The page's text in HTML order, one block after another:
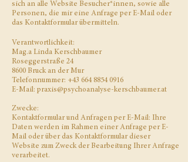
sich an alle Website Besucher*innen, sowie alle
Personen, die mir eine Anfrage per E-Mail oder
das Kontaktformular übermitteln.
Verantwortlichkeit:
Mag.a Linda Kerschbaumer
Roseggerstraße 24
8600 Bruck an der Mur
Telefonnummer: +43 664 8854 0916
E-Mail: praxis@psychoanalyse-kerschbaumer.at
Zwecke:
Kontaktformular und Anfragen per E-Mail: Ihre
Daten werden im Rahmen einer Anfrage per E-
Mail oder über das Kontaktformular dieser
Website zum Zweck der Bearbeitung Ihrer Anfrage
verarbeitet.